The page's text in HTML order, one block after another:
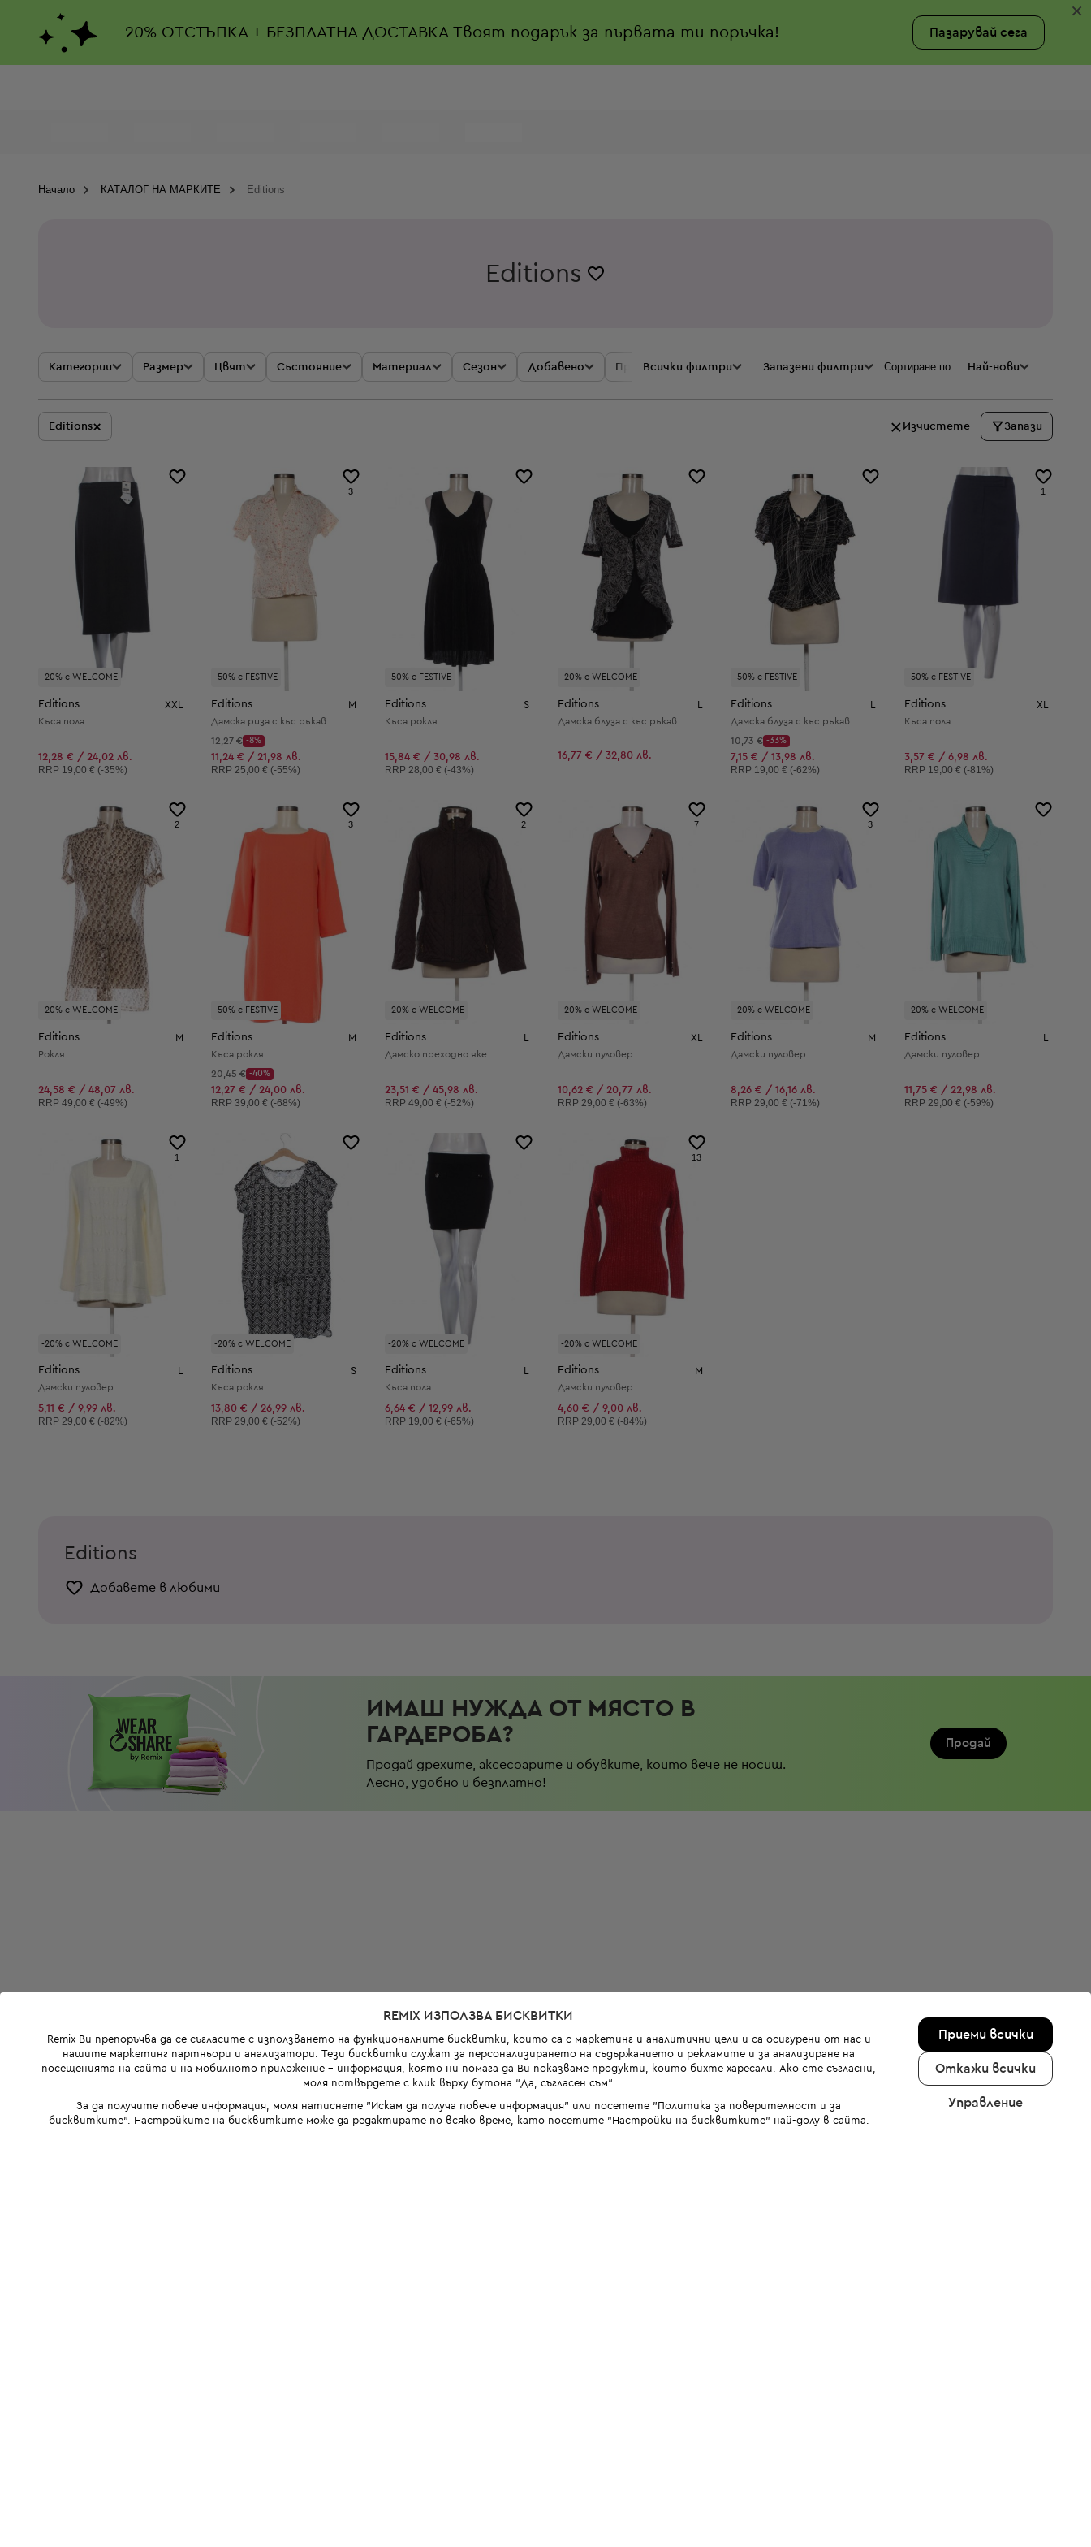
-20% ОТСТЪПКА + БЕЗПЛАТНА ДОСТАВКАТвоят подарък за първата ти поръчка! Пазарувай сега
×
Начало КАТАЛОГ НА МАРКИТЕ Editions
Editions
Категории Размер Цвят Състояние Материал Сезон Добавено Промоции Цена
Всички филтри Запазени филтри Сортиране по: Най-нови
Editions× Изчистете Запази
-20% с WELCOME
Editions XXL
Къса пола
12,28 € / 24,02 лв.
Препоръчителна цена:
RRP 19,00 € (-35%)
-50% с FESTIVE
3
Editions M
Дамска риза с къс ръкав
Начална цена:
12,27 €
Discount Price:
-8%
Намалена цена:
11,24 € / 21,98 лв.
Препоръчителна цена:
RRP25,00 € (-55%)
-50% с FESTIVE
Editions S
Къса рокля
15,84 € / 30,98 лв.
Препоръчителна цена:
RRP 28,00 € (-43%)
-20% с WELCOME
Editions
Дамска блуза с къс ръкав
16,77 € / 32,80 лв.
-50% с FESTIVE
Editions
Дамска блуза с къс ръкав
Начална цена:
10,73 €
Discount Price:
-33%
Намалена цена:
7,15 € / 13,98 лв.
Препоръчителна цена:
RRP 19,00 € (-62%)
-50% с FESTIVE
1
Editions XL
Къса пола
3,57 € / 6,98 лв.
Препоръчителна цена:
RRP 19,00 € (-81%)
-20% с WELCOME
2
Editions M
Рокля
24,58 € / 48,07 лв.
Препоръчителна цена:
RRP 49,00 € (-49%)
-50% с FESTIVE
3
Editions M
Къса рокля
Начална цена:
20,45 €
Discount Price:
-40%
Намалена цена:
12,27 € / 24,00 лв.
Препоръчителна цена:
RRP39,00 € (-68%)
-20% с WELCOME
2
Editions
Дамско преходно яке
23,51 € / 45,98 лв.
Препоръчителна цена:
RRP 49,00 € (-52%)
-20% с WELCOME
7
Editions XL
Дамски пуловер
10,62 € / 20,77 лв.
Препоръчителна цена:
RRP 29,00 € (-63%)
-20% с WELCOME
3
Editions M
Дамски пуловер
8,26 € / 16,16 лв.
Препоръчителна цена:
RRP29,00 € (-71%)
-20% с WELCOME
Editions
Дамски пуловер
11,75 € / 22,98 лв.
Препоръчителна цена:
RRP 29,00 € (-59%)
-20% с WELCOME
1
Editions
Дамски пуловер
5,11 € / 9,99 лв.
Препоръчителна цена:
RRP 29,00 € (-82%)
-20% с WELCOME
Editions S
Къса рокля
13,80 € / 26,99 лв.
Препоръчителна цена:
RRP29,00 € (-52%)
-20% с WELCOME
Editions
Къса пола
6,64 € / 12,99 лв.
Препоръчителна цена:
RRP 19,00 € (-65%)
-20% с WELCOME
13
Editions M
Дамски пуловер
4,60 € / 9,00 лв.
Препоръчителна цена:
RRP 29,00 € (-84%)
Editions
Добавете в любими
ИМАШ НУЖДА ОТ МЯСТО В
ГАРДЕРОБА?
Продай дрехите, аксесоарите и обувките, които вече не носиш.
Лесно, удобно и безплатно!
Продай
REMIX ИЗПОЛЗВА БИСКВИТКИ
Remix Ви препоръчва да се съгласите с използването на функционалните бисквитки, които са с маркетинг и аналитични цели и са осигурени от нас и
нашите маркетинг партньори и анализатори. Тези бисквитки служат за персонализирането на съдържанието и рекламите и за анализиране на
посещенията на сайта и на мобилното приложение - информация, която ни помага да Ви показваме продукти, които бихте харесали. Ако сте съгласни,
моля потвърдете с клик върху бутона “Да, съгласен съм“.
За да получите повече информация, моля натиснете "Искам да получа повече информация" или посетете "Политика за поверителност и за
бисквитките". Настройките на бисквитките може да редактирате по всяко време, като посетите "Настройки на бисквитките" най-долу в сайта.
Приеми всички
Откажи всички
Управление